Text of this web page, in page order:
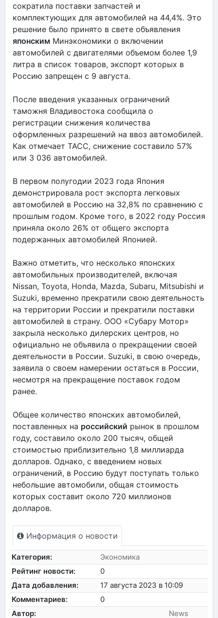
сократила поставки запчастей и
комплектующих для автомобилей на 44,4%. Это
решение было принято в свете объявления
японским Минэкономики о включении
автомобилей с двигателями объемом более 1,9
литра в список товаров, экспорт которых в
Россию запрещен с 9 августа.
После введения указанных ограничений
таможня Владивостока сообщила о
регистрации снижения количества
оформленных разрешений на ввоз автомобилей.
Как отмечает ТАСС, снижение составило 57%
или 3 036 автомобилей.
В первом полугодии 2023 года Япония
демонстрировала рост экспорта легковых
автомобилей в Россию на 32,8% по сравнению с
прошлым годом. Кроме того, в 2022 году Россия
приняла около 26% от общего экспорта
подержанных автомобилей Японией.
Важно отметить, что несколько японских
автомобильных производителей, включая
Nissan, Toyota, Honda, Mazda, Subaru, Mitsubishi и
Suzuki, временно прекратили свою деятельность
на территории России и прекратили поставки
автомобилей в страну. ООО «Субару Мотор»
закрыла несколько дилерских центров, но
официально не объявила о прекращении своей
деятельности в России. Suzuki, в свою очередь,
заявила о своем намерении остаться в России,
несмотря на прекращение поставок годом
ранее.
Общее количество японских автомобилей,
поставленных на российский рынок в прошлом
году, составило около 200 тысяч, общей
стоимостью приблизительно 1,8 миллиарда
долларов. Однако, с введением новых
ограничений, в Россию будут поступать только
небольшие автомобили, общая стоимость
которых составит около 720 миллионов
долларов.
Информация о новости
Категория:
Экономика
Рейтинг новости:
0
Дата добавления:
17 августа 2023 в 10:09
Комментариев:
0
Автор:
News